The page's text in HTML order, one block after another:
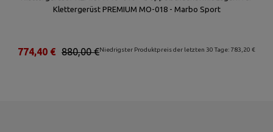
Klettergerüst PREMIUM MO-018 - Marbo Sport
Niedrigster Produktpreis der letzten 30 Tage: 783,20 €
880,00 €
774,40 €